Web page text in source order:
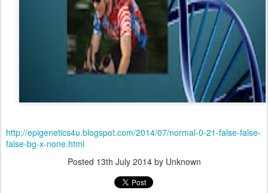
http://epigenetics4u.blogspot.com/2014/07/normal-0-21-false-false-
false-bg-x-none.html
Posted 13th July 2014by Unknown